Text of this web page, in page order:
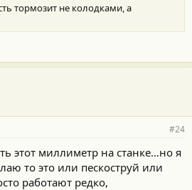
тормозит не колодками, а
#24
этот миллиметр на станке…но я
то это или пескоструй или
работают редко,